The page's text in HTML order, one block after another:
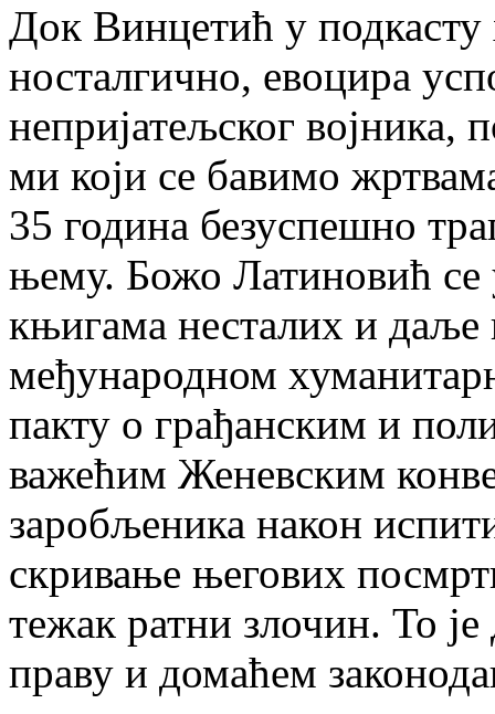
Док Винцетић у подкасту
носталгично, евоцира
непријатељског војника,
ми који се бавимо
35 година безуспешно
њему. Божо Латиновић
књигама несталих и
међународном
пакту о грађанским и
важећим Женевским
заробљеника након
скривање његових
тежак ратни злочин. То
праву и домаћем